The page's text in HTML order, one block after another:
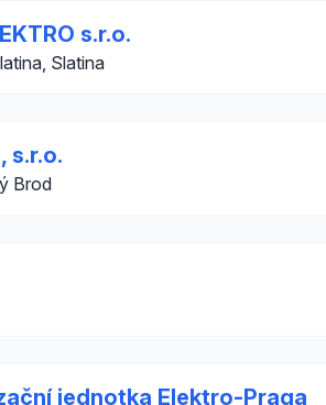
s.r.o.
Slatina
s.r.o.
Brod
jednotka Elektro-Praga